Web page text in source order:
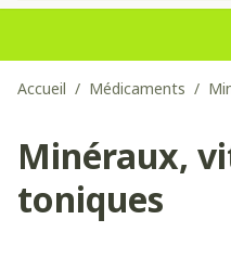
Accueil / Médicaments /
Minéraux,
toniques